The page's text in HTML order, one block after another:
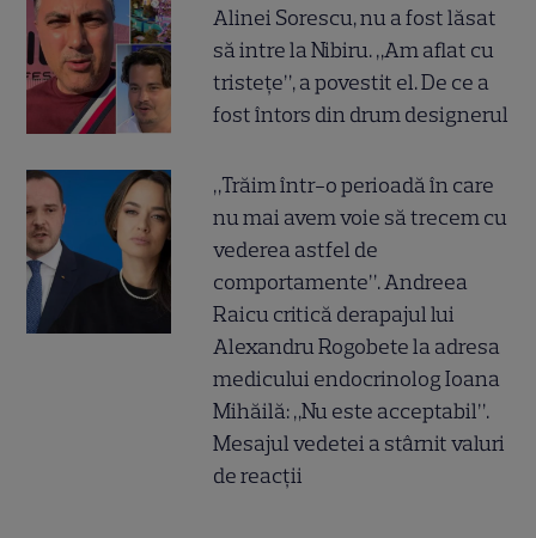
Alinei Sorescu, nu a fost lăsat
să intre la Nibiru. „Am aflat cu
tristețe”, a povestit el. De ce a
fost întors din drum designerul
„Trăim într-o perioadă în care
nu mai avem voie să trecem cu
vederea astfel de
comportamente”. Andreea
Raicu critică derapajul lui
Alexandru Rogobete la adresa
medicului endocrinolog Ioana
Mihăilă: „Nu este acceptabil”.
Mesajul vedetei a stârnit valuri
de reacții